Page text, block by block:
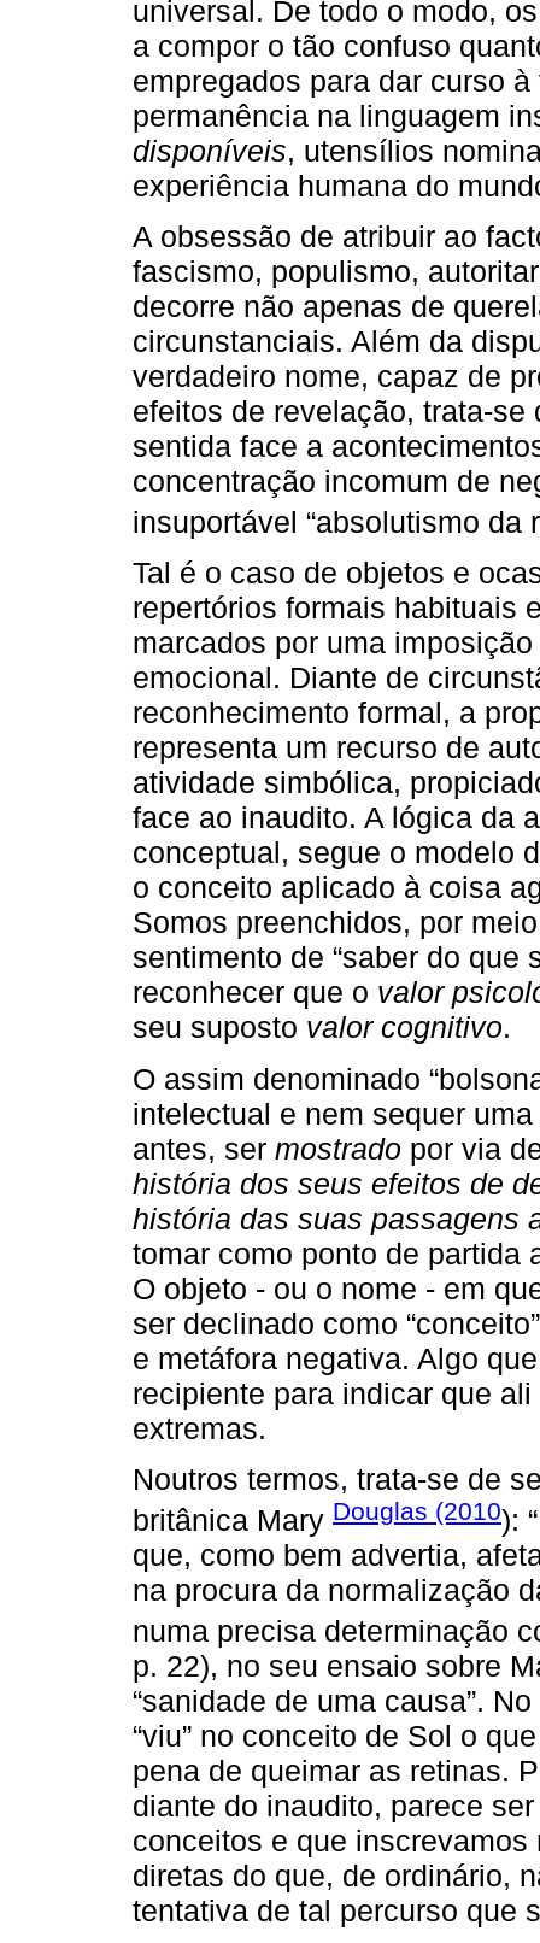
universal. De todo o modo,
a compor o tão confuso
empregados para dar curso
permanência na linguagem
disponíveis, utensílios
experiência humana do
A obsessão de atribuir ao
fascismo, populismo,
decorre não apenas de
circunstanciais. Além da
verdadeiro nome, capaz de
efeitos de revelação, trata-
sentida face a
concentração incomum de
insuportável “absolutismo da
Tal é o caso de objetos e
repertórios formais habituais
marcados por uma
emocional. Diante de
reconhecimento formal, a
representa um recurso de
atividade simbólica,
face ao inaudito. A lógica da
conceptual, segue o modelo
o conceito aplicado à coisa
Somos preenchidos, por
sentimento de “saber do que
reconhecer que o valor
seu suposto valor cognitivo.
O assim denominado
intelectual e nem sequer
antes, ser mostrado por via
história dos seus efeitos de
história das suas passagens
tomar como ponto de partida
O objeto - ou o nome - em
ser declinado como
e metáfora negativa. Algo
recipiente para indicar que
extremas.
Noutros termos, trata-se de
britânica Mary Douglas (2010):
que, como bem advertia,
na procura da normalização
numa precisa determinação
p. 22), no seu ensaio sobre
“sanidade de uma causa”.
“viu” no conceito de Sol o
pena de queimar as retinas.
diante do inaudito, parece
conceitos e que
diretas do que, de ordinário,
tentativa de tal percurso que